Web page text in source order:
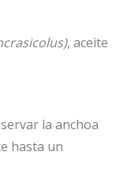
, aceite
la anchoa
hasta un